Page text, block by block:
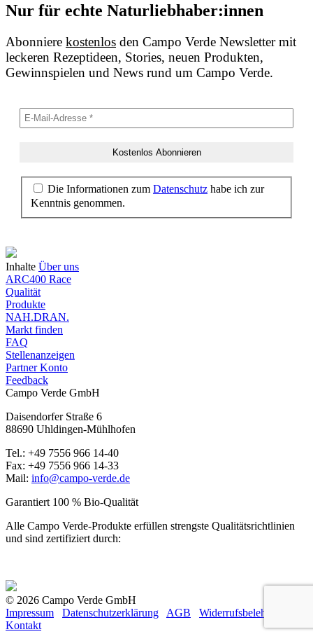
Nur für echte Naturliebhaber:innen
Abonniere kostenlos den Campo Verde Newsletter mit
leckeren Rezeptideen, Stories, neuen Produkten,
Gewinnspielen und News rund um Campo Verde.
Die Informationen zum Datenschutz habe ich zur
Kenntnis genommen.
Inhalte Über uns
ARC400 Race
Qualität
Produkte
NAH.DRAN.
Markt finden
FAQ
Stellenanzeigen
Partner Konto
Feedback
Campo Verde GmbH
Daisendorfer Straße 6
88690 Uhldingen-Mühlhofen
Tel.: +49 7556 966 14-40
Fax: +49 7556 966 14-33
Mail: info@campo-verde.de
Garantiert 100 % Bio-Qualität
Alle Campo Verde-Produkte erfüllen strengste Qualitäts­richtlinien
und sind zertifiziert durch:
© 2026 Campo Verde GmbH
Impressum
Datenschutzerklärung AGB
Widerrufsbelehrung
Kontakt